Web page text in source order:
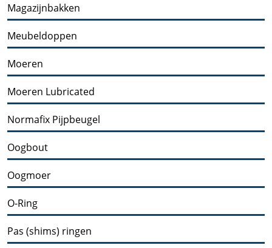
Magazijnbakken
Meubeldoppen
Moeren
Moeren Lubricated
Normafix Pijpbeugel
Oogbout
Oogmoer
O-Ring
Pas (shims) ringen